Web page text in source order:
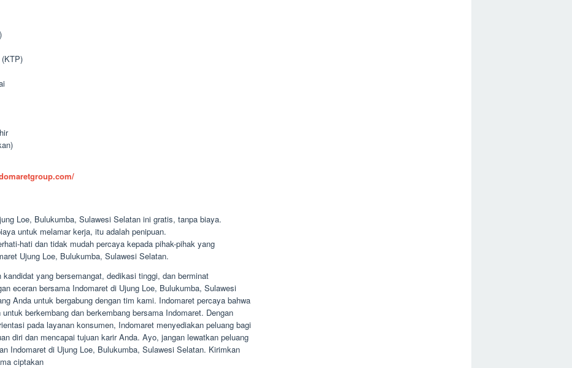
Loe, Bulukumba, Sulawesi Selatan ini gratis, tanpa biaya.
untuk melamar kerja, itu adalah penipuan.
hati dan tidak mudah percaya kepada pihak-pihak yang
Ujung Loe, Bulukumba, Sulawesi Selatan.
yang bersemangat, dedikasi tinggi, dan berminat
eceran bersama Indomaret di Ujung Loe, Bulukumba, Sulawesi
Anda untuk bergabung dengan tim kami. Indomaret percaya bahwa
berkembang dan berkembang bersama Indomaret. Dengan
pada layanan konsumen, Indomaret menyediakan peluang bagi
diri dan mencapai tujuan karir Anda. Ayo, jangan lewatkan peluang
Indomaret di Ujung Loe, Bulukumba, Sulawesi Selatan. Kirimkan
ciptakan